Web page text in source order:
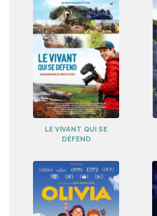
LE VIVANT QUI SE
DÉFEND